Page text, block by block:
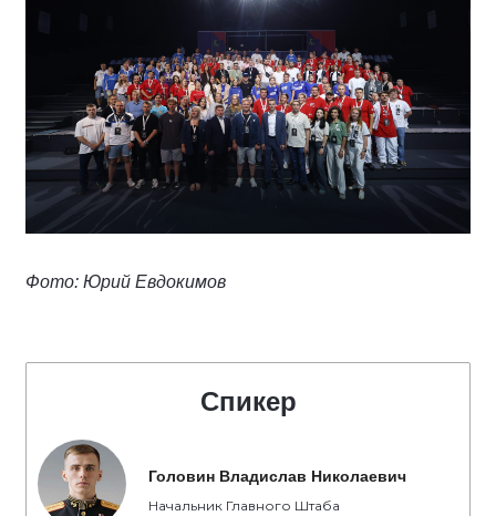
Фото: Юрий Евдокимов
Спикер
Головин Владислав Николаевич
Начальник Главного Штаба